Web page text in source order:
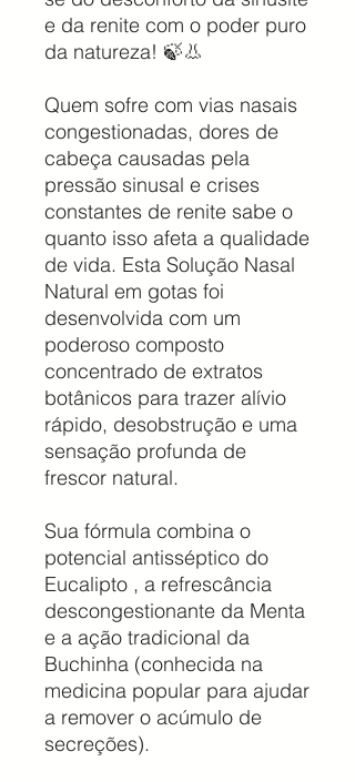
e da renite com o poder puro
da natureza! 🍃👃
Quem sofre com vias nasais
congestionadas, dores de
cabeça causadas pela
pressão sinusal e crises
constantes de renite sabe o
quanto isso afeta a qualidade
de vida. Esta Solução Nasal
Natural em gotas foi
desenvolvida com um
poderoso composto
concentrado de extratos
botânicos para trazer alívio
rápido, desobstrução e uma
sensação profunda de
frescor natural.
Sua fórmula combina o
potencial antisséptico do
Eucalipto , a refrescância
descongestionante da Menta
e a ação tradicional da
Buchinha (conhecida na
medicina popular para ajudar
a remover o acúmulo de
secreções).